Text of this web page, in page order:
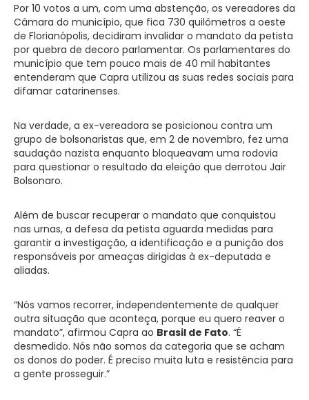
Por 10 votos a um, com uma abstenção, os vereadores da
Câmara do município, que fica 730 quilômetros a oeste
de Florianópolis, decidiram invalidar o mandato da petista
por quebra de decoro parlamentar. Os parlamentares do
município que tem pouco mais de 40 mil habitantes
entenderam que Capra utilizou as suas redes sociais para
difamar catarinenses.
Na verdade, a ex-vereadora se posicionou contra um
grupo de bolsonaristas que, em 2 de novembro, fez uma
saudação nazista enquanto bloqueavam uma rodovia
para questionar o resultado da eleição que derrotou Jair
Bolsonaro.
Além de buscar recuperar o mandato que conquistou
nas urnas, a defesa da petista aguarda medidas para
garantir a investigação, a identificação e a punição dos
responsáveis por ameaças dirigidas à ex-deputada e
aliadas.
“Nós vamos recorrer, independentemente de qualquer
outra situação que aconteça, porque eu quero reaver o
mandato”, afirmou Capra ao Brasil de Fato. “É
desmedido. Nós não somos da categoria que se acham
os donos do poder. É preciso muita luta e resistência para
a gente prosseguir.”